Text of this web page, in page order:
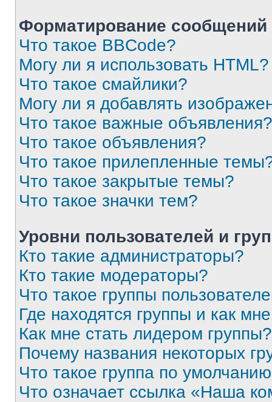
Форматирование
Что такое BBCode?
Могу ли я использовать HTML?
Что такое смайлики?
Могу ли я добавлять
Что такое важные объявления?
Что такое объявления?
Что такое прилепленные
Что такое закрытые темы?
Что такое значки тем?
Уровни пользователей и
Кто такие администраторы?
Кто такие модераторы?
Что такое группы
Где находятся группы и как
Как мне стать лидером группы?
Почему названия некоторых
Что такое группа по
Что означает ссылка «Наша